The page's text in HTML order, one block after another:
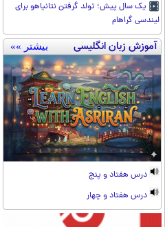
یک سال پیش؛ تولد گرفتن نتانیاهو برای
لیندسی گراهام
آموزش زبان انگلیسی بیشتر »»
درس هفتاد و پنج
درس هفتاد و چهار